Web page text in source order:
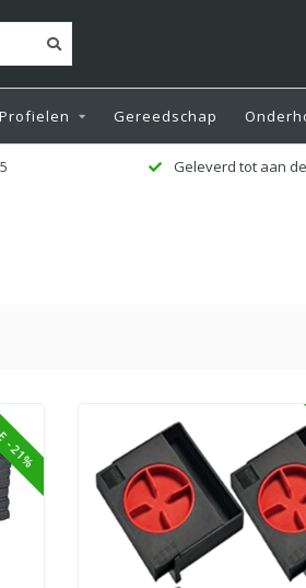
Profielen Gereedschap
Geleverd tot aan
21%